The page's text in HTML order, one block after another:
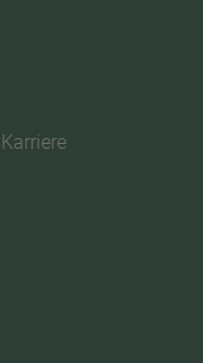
Karriere